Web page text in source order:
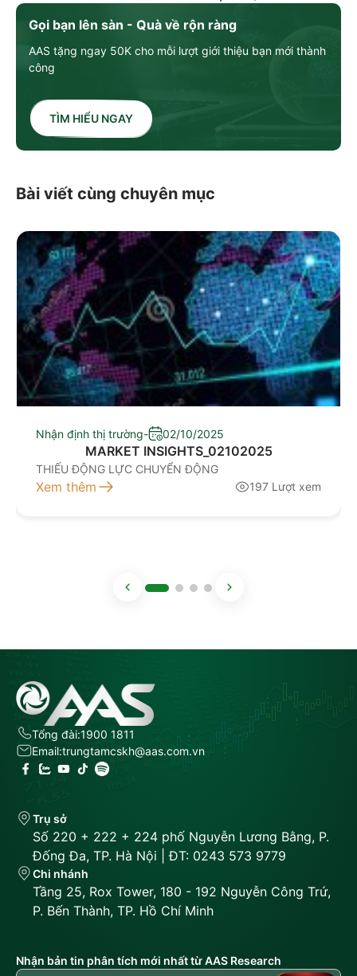
Gọi bạn lên sàn - Quà về rộn ràng
AAS tặng ngay 50K cho mỗi lượt giới thiệu bạn mới thành
công
TÌM HIỂU NGAY
Bài viết cùng chuyên mục
Nhận định thị trường- 02/10/2025
MARKET INSIGHTS_02102025
THIẾU ĐỘNG LỰC CHUYỂN ĐỘNG
Xem thêm 197 Lượt xem
Tổng đài:1900 1811
Email:trungtamcskh@aas.com.vn
Trụ sở
Số 220 + 222 + 224 phố Nguyễn Lương Bằng, P.
Đống Đa, TP. Hà Nội | ĐT: 0243 573 9779
Chi nhánh
Tầng 25, Rox Tower, 180 - 192 Nguyễn Công Trứ,
P. Bến Thành, TP. Hồ Chí Minh
Nhận bản tin phân tích mới nhất từ AAS Research